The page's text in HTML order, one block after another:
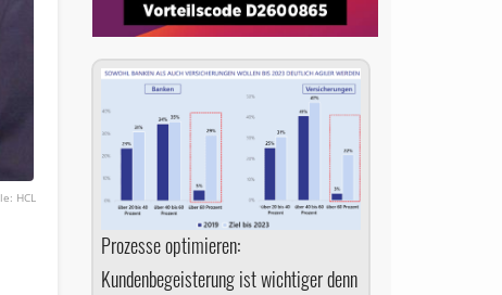
HCL
Prozesse optimieren:
Kundenbegeisterung ist wichtiger denn